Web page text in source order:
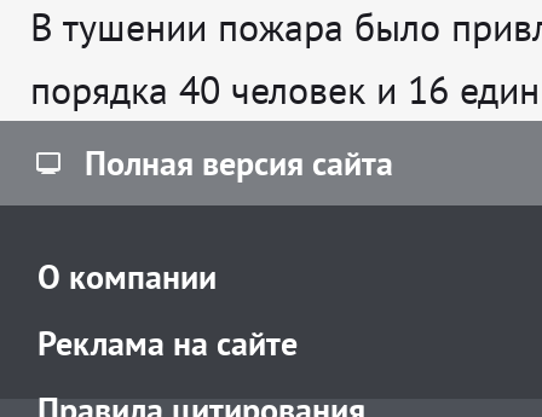
В тушении пожара было
порядка 40 человек и 16
Полная версия сайта
О компании
Реклама на сайте